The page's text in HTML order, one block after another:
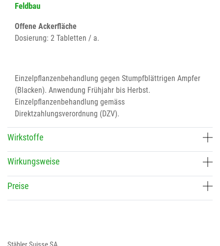
Feldbau
Offene Ackerfläche
Dosierung: 2 Tabletten / a.
Einzelpflanzenbehandlung gegen Stumpfblättrigen Ampfer
(Blacken). Anwendung Frühjahr bis Herbst.
Einzelpflanzenbehandlung gemäss
Direktzahlungsverordnung (DZV).
Wirkstoffe
Wirkungsweise
Preise